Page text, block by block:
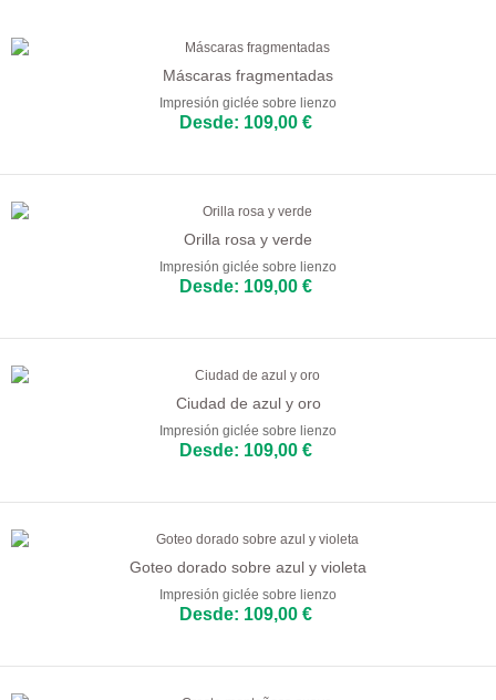
Máscaras fragmentadas
Impresión giclée sobre lienzo
Desde: 109,00 €
Orilla rosa y verde
Impresión giclée sobre lienzo
Desde: 109,00 €
Ciudad de azul y oro
Impresión giclée sobre lienzo
Desde: 109,00 €
Goteo dorado sobre azul y violeta
Impresión giclée sobre lienzo
Desde: 109,00 €